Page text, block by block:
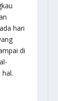
hari
di
hal.